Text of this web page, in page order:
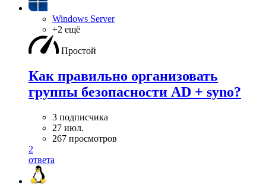
Windows Server
+2 ещё
Простой
Как правильно организовать
группы безопасности AD + syno?
3 подписчика
27 июл.
267 просмотров
2
ответа